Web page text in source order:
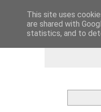
This site uses
are shared with
statistics, and to